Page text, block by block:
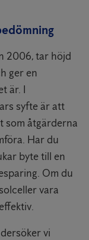
2006, tar höjd
ger en
är. I
syfte är att
som åtgärderna
Har du
byte till en
Om du
vara
vi